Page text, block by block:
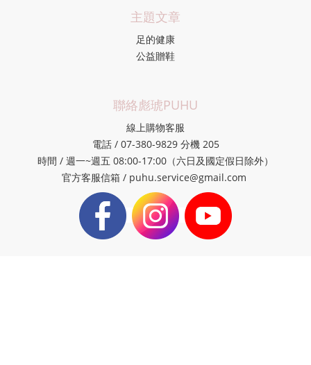
主題文章
足的健康
公益贈鞋
聯絡彪琥PUHU
線上購物客服
電話 / 07-380-9829 分機 205
時間 / 週一~週五 08:00-17:00（六日及國定假日除外）
官方客服信箱 / puhu.service@gmail.com